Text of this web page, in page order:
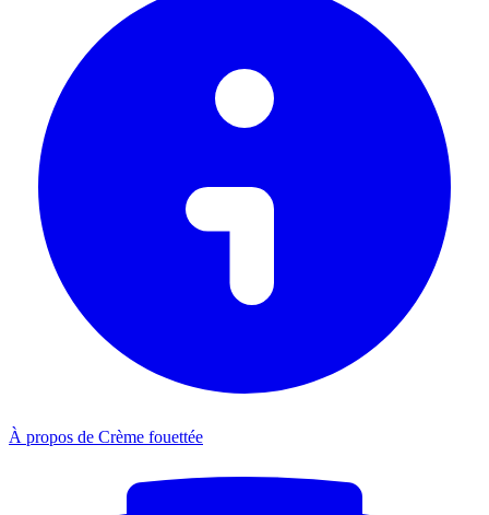
À propos de Crème fouettée